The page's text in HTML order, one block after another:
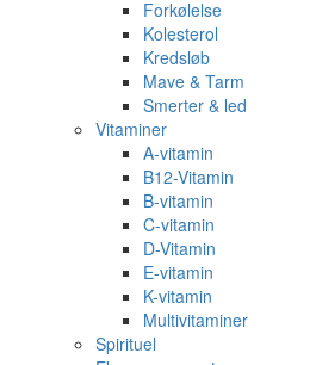
Forkølelse
Kolesterol
Kredsløb
Mave & Tarm
Smerter & led
Vitaminer
A-vitamin
B12-Vitamin
B-vitamin
C-vitamin
D-Vitamin
E-vitamin
K-vitamin
Multivitaminer
Spirituel